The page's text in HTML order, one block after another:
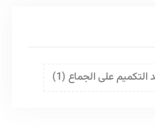
التكميم على الجماع (1)